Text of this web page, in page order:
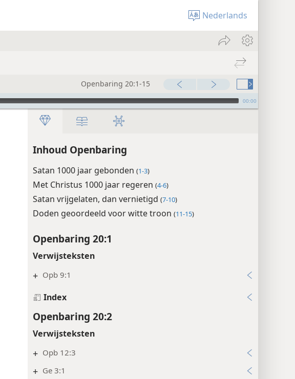
Nederlands
Openbaring 20:1-15
00:00
Inhoud Openbaring
Satan 1000 jaar gebonden (1-3)
Met Christus 1000 jaar regeren (4-6)
Satan vrijgelaten, dan vernietigd (7-10)
Doden geoordeeld voor witte troon (11-15)
Openbaring 20:1
Verwijsteksten
+ Opb 9:1
Index
Openbaring 20:2
Verwijsteksten
+ Opb 12:3
+ Ge 3:1